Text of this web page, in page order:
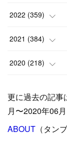
(6)
(9 )
( 5 )
( 15
(24)
(10)
(18)
(17)
)
(12)
(25)
(17)
(35)
(33 )
(26)
2022 (359)
(42)
(37)
(31)
(31)
2021 (384)
(9)
(39)
( 23)
2020 (218)
(24)
( 42)
更に過去の記事
月〜2020年06月
ABOUT （タン